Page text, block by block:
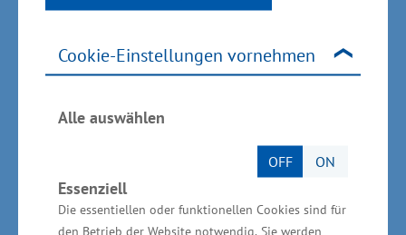
Cookie-Einstellungen vornehmen
Alle auswählen
OFF ON
Essenziell
Die essentiellen oder funktionellen Cookies sind für
den Betrieb der Website notwendig. Sie werden
Neue Wege in der regionalen Versorgung auch
sektorenübergreifende Versorgungsangebote
Wirtschaftsminister Glawe benannte als